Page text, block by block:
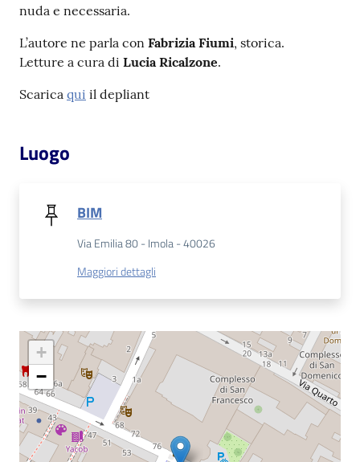
bibliotecario
Avvisi
Orari
nuda e necessaria.
L’autore ne parla con Fabrizia Fiumi, storica.
Letture a cura di Lucia Ricalzone.
Scarica qui il depliant
Luogo
BIM
Via Emilia 80 - Imola - 40026
Maggiori dettagli
+
−